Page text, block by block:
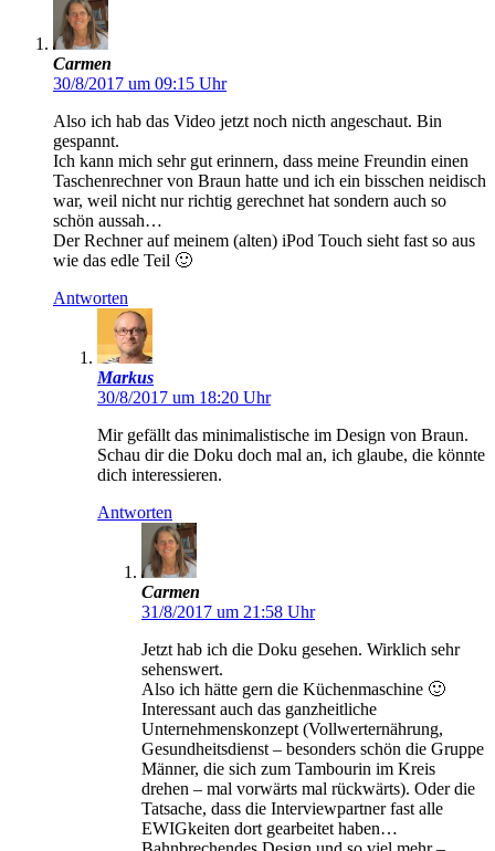
Carmen
30/8/2017 um 09:15 Uhr
Also ich hab das Video jetzt noch nicth angeschaut. Bin
gespannt.
Ich kann mich sehr gut erinnern, dass meine Freundin einen
Taschenrechner von Braun hatte und ich ein bisschen neidisch
war, weil nicht nur richtig gerechnet hat sondern auch so
schön aussah…
Der Rechner auf meinem (alten) iPod Touch sieht fast so aus
wie das edle Teil 🙂
Antworten
Markus
30/8/2017 um 18:20 Uhr
Mir gefällt das minimalistische im Design von Braun.
Schau dir die Doku doch mal an, ich glaube, die könnte
dich interessieren.
Antworten
Carmen
31/8/2017 um 21:58 Uhr
Jetzt hab ich die Doku gesehen. Wirklich sehr
sehenswert.
Also ich hätte gern die Küchenmaschine 🙂
Interessant auch das ganzheitliche
Unternehmenskonzept (Vollwerternährung,
Gesundheitsdienst – besonders schön die Gruppe
Männer, die sich zum Tambourin im Kreis
drehen – mal vorwärts mal rückwärts). Oder die
Tatsache, dass die Interviewpartner fast alle
EWIGkeiten dort gearbeitet haben…